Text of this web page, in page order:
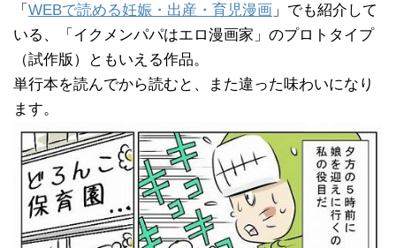
「 WEBで読める妊娠・出産・育児漫画 」でも紹介して
いる、「イクメンパパはエロ漫画家」のプロトタイプ
（試作版）ともいえる作品。
単行本を読んでから読むと、また違った味わいになり
ます。